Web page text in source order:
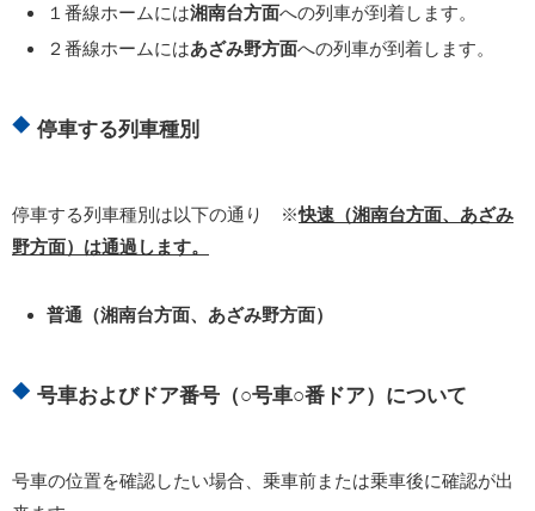
１番線ホームには湘南台方面への列車が到着します。
２番線ホームにはあざみ野方面への列車が到着します。
停車する列車種別
停車する列車種別は以下の通り ※快速（湘南台方面、あざみ
野方面）は通過します。
普通（湘南台方面、あざみ野方面）
号車およびドア番号（○号車○番ドア）について
号車の位置を確認したい場合、乗車前または乗車後に確認が出